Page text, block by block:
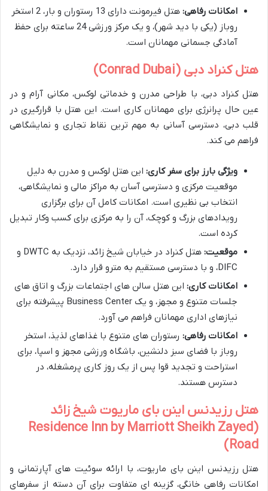
امکانات رفاهی:
هتل فیرمونت دارای 13 رستوران و بار، 2 استخر
روباز (یکی با دید شهر)، و یک مرکز ورزشی 24 ساعته برای حفظ
آمادگی جسمانی مهمانان است.
هتل کنراد دبی (Conrad Dubai)
هتل کنراد دبی، با طراحی مدرن و خدماتی لوکس، مکانی آرام و در
عین حال پرانرژی برای مهمانان کاری است. این هتل با قرارگیری در
قلب دبی، دسترسی آسانی به مهم ترین نقاط تجاری و نمایشگاهی
فراهم می کند.
ویژگی بارز برای سفر کاری: این هتل لوکس و مدرن به دلیل
موقعیت مرکزی و دسترسی آسان به مراکز مالی و نمایشگاهی،
انتخاب بی نظیری است. امکانات کامل آن برای برگزاری
رویدادهای بزرگ و کوچک، آن را به مرکزی برای کسب وکار تبدیل
کرده است.
موقعیت:
هتل کنراد در خیابان شیخ زائد، نزدیک به DWTC و
DIFC، و با دسترسی مستقیم به مترو قرار دارد.
امکانات کاری: این هتل سالن های اجتماعات بزرگ و اتاق های
جلسات متنوع و مجهز، و یک Business Center پیشرفته برای
نیازهای اداری مهمانان فراهم می آورد.
امکانات رفاهی: رستوران های متنوع با غذاهای لذیذ، استخر
روباز با فضای سبز دلنشین، باشگاه ورزشی مجهز و اسپا، برای
استراحت و تجدید قوا پس از یک روز کاری پرمشغله، در
دسترس هستند.
هتل رزیدنس اینن بای ماریوت شیخ زائد
(Residence Inn by Marriott Sheikh Zayed
Road)
هتل رزیدنس اینن بای ماریوت، با ارائه سوئیت های آپارتمانی و
امکانات رفاهی خانگی، گزینه ای متفاوت برای آن دسته از سفرهای